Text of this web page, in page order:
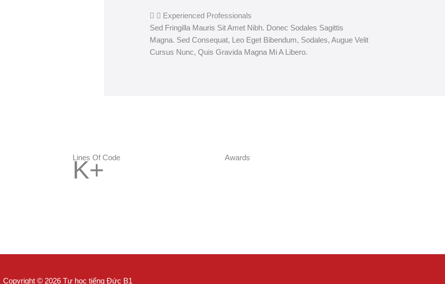
Experienced Professionals
Sed Fringilla Mauris Sit Amet Nibh. Donec Sodales Sagittis
Magna. Sed Consequat, Leo Eget Bibendum, Sodales, Augue Velit
Cursus Nunc, Quis Gravida Magna Mi A Libero.
Lines Of Code
K+ Awards
Copyright © 2026 Tự học tiếng Đức B1